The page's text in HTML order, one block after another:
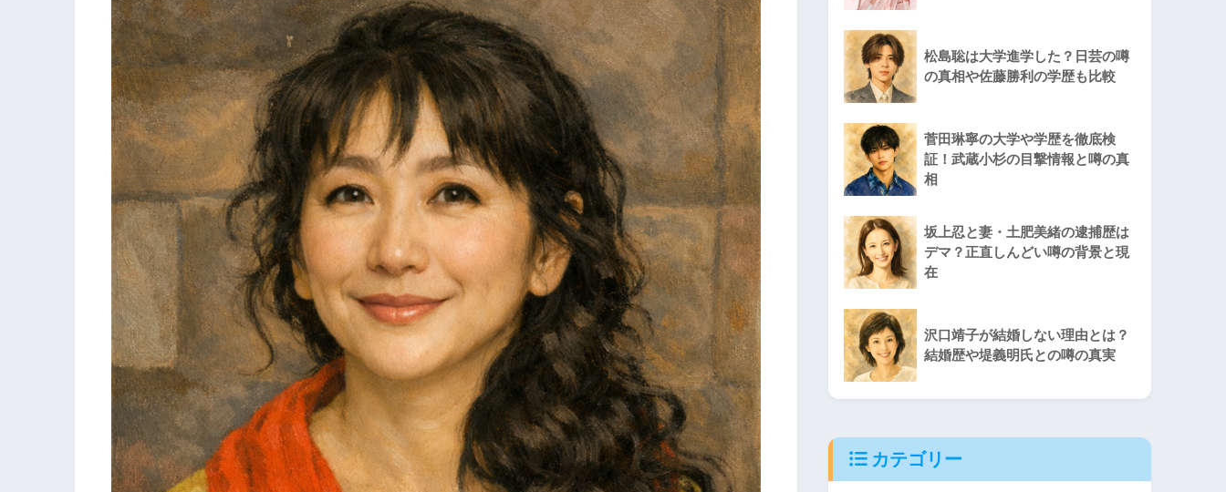
松島聡は大学進学した？日芸の噂
の真相や佐藤勝利の学歴も比較
菅田琳寧の大学や学歴を徹底検
証！武蔵小杉の目撃情報と噂の真
相
坂上忍と妻・土肥美緒の逮捕歴は
デマ？正直しんどい噂の背景と現
在
沢口靖子が結婚しない理由とは？
結婚歴や堤義明氏との噂の真実
カテゴリー